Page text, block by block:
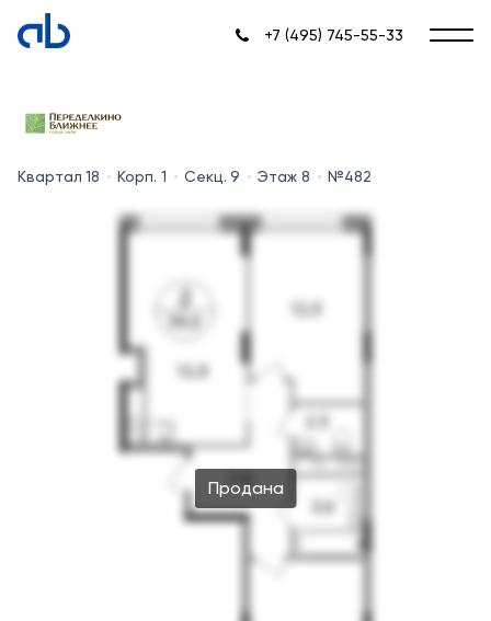
+7 (495) 745-55-33
Квартал 18 Корп. 1 Секц. 9 Этаж 8 №482
Продана